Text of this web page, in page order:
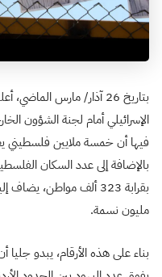
بتاريخ 26 آذار/ مارس
الإسرائيلي أمام لجنة الشؤون
فيها أن خمسة ملايين فلسطيني
بالإضافة إلى عدد السكان
مليون نسمة.